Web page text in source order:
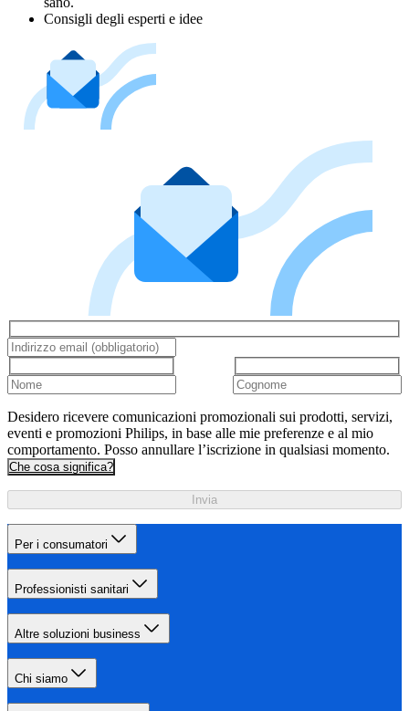
Consigli degli esperti e idee
Desidero ricevere comunicazioni promozionali sui prodotti, servizi,
eventi e promozioni Philips, in base alle mie preferenze e al mio
comportamento. Posso annullare l’iscrizione in qualsiasi momento.
Che cosa significa?
Invia
Per i consumatori
Professionisti sanitari
Altre soluzioni business
Chi siamo